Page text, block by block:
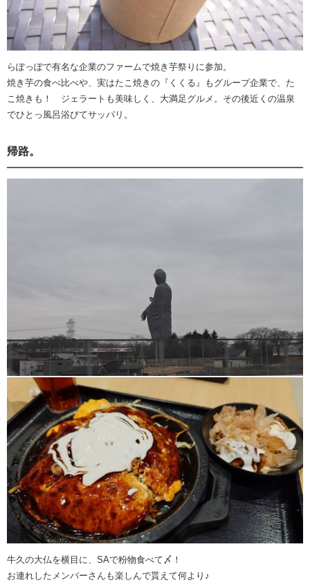
らぽっぽで有名な企業のファームで焼き芋祭りに参加。
焼き芋の食べ比べや、実はたこ焼きの『くくる』もグループ企業で、た
こ焼きも！ ジェラートも美味しく、大満足グルメ。その後近くの温泉
でひとっ風呂浴びてサッパリ。
帰路。
牛久の大仏を横目に、SAで粉物食べて〆！
お連れしたメンバーさんも楽しんで貰えて何より♪